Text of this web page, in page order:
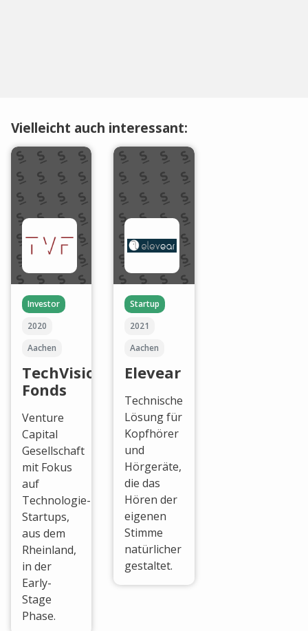
Vielleicht auch interessant:
Investor
2020
Aachen
TechVision
Fonds
Venture
Capital
Gesellschaft
mit Fokus
auf
Technologie-
Startups,
aus dem
Rheinland,
in der
Early-
Stage
Phase.
Startup
2021
Aachen
Elevear
Technische
Lösung für
Kopfhörer
und
Hörgeräte,
die das
Hören der
eigenen
Stimme
natürlicher
gestaltet.